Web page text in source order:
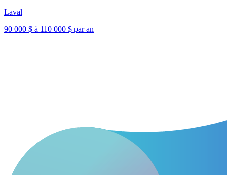
Laval
90 000 $ à 110 000 $ par an